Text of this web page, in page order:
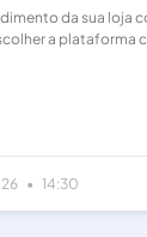
da sua loja
a plataforma
14:30